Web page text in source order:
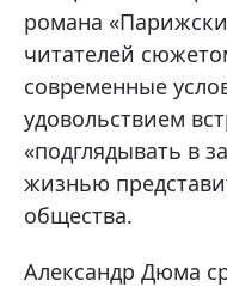
романа
читателей
современные
удовольствием
«подглядывать в
жизнью
общества.
Александр Дюма